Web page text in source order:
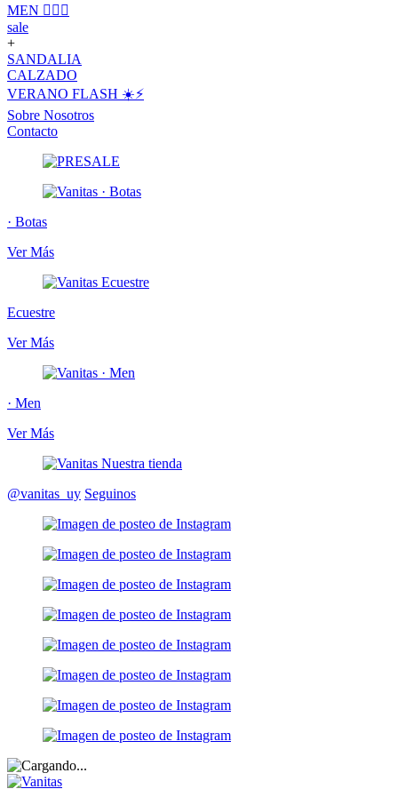
MEN 🙋🏽‍♂️
sale
+
SANDALIA
CALZADO
VERANO FLASH ☀️⚡️
Sobre Nosotros
Contacto
· Botas
Ver Más
Ecuestre
Ver Más
· Men
Ver Más
@vanitas_uy Seguinos